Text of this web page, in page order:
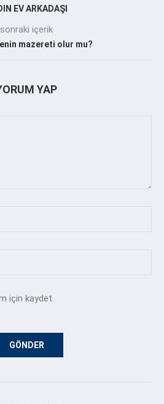
EV ARKADAŞI
sonraki içerik
mazereti olur mu?
YAP
için kaydet.